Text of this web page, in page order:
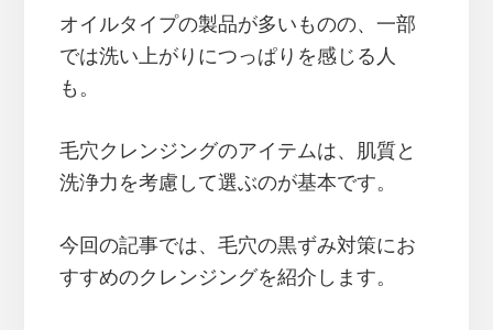
オイルタイプの製品が多いものの、一部
では洗い上がりにつっぱりを感じる人
も。
毛穴クレンジングのアイテムは、肌質と
洗浄力を考慮して選ぶのが基本です。
今回の記事では、毛穴の黒ずみ対策にお
すすめのクレンジングを紹介します。